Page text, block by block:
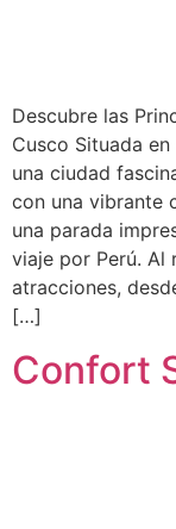
Descubre las
Cusco Situada
una ciudad
con una vibrante
una parada
viaje por Perú. Al
atracciones,
[…]
Confort